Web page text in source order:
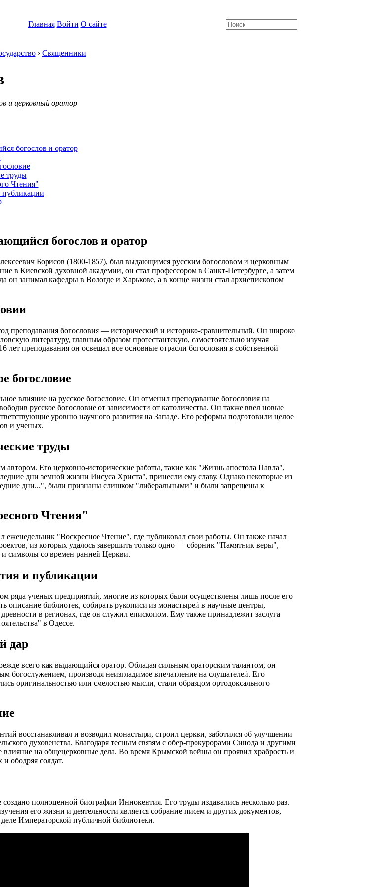
Главная Войти О сайте
› Священники
и церковный оратор
богослов и оратор
труды
Чтения"
публикации
богослов и оратор
Борисов (1800-1857), был выдающимся русским богословом и церковным
в Киевской духовной академии, он стал профессором в Санкт-Петербурге, а затем
он занимал кафедры в Вологде и Харькове, а в конце жизни стал архиепископом
преподавания богословия — исторический и историко-сравнительный. Он широко
литературу, главным образом протестантскую, самостоятельно изучая
лет преподавания он освещал все основные отрасли богословия в собственной
богословие
влияние на русское богословие. Он отменил преподавание богословия на
русское богословие от зависимости от католичества. Он также ввел новые
уровню научного развития на Западе. Его реформы подготовили целое
и ученых.
труды
Его церковно-исторические работы, такие как "Жизнь апостола Павла",
дни земной жизни Иисуса Христа", принесли ему славу. Однако некоторые из
дни...", были признаны слишком "либеральными" и были запрещены к
Чтения"
еженедельник "Воскресное Чтение", где публиковал свои работы. Он также начал
из которых удалось завершить только одно — сборник "Памятник веры",
символы со времен ранней Церкви.
и публикации
ряда ученых предприятий, многие из которых были осуществлены лишь после его
описание библиотек, собирать рукописи из монастырей в научные центры,
в регионах, где он служил епископом. Ему также принадлежит заслуга
в Одессе.
дар
всего как выдающийся оратор. Обладая сильным ораторским талантом, он
богослужением, производя неизгладимое впечатление на слушателей. Его
оригинальностью или смелостью мысли, стали образцом ортодоксального
восстанавливал и возводил монастыри, строил церкви, заботился об улучшении
духовенства. Благодаря тесным связям с обер-прокурорами Синода и другими
влияние на общецерковные дела. Во время Крымской войны он проявил храбрость и
ободряя солдат.
полноценной биографии Иннокентия. Его труды издавались несколько раз.
его жизни и деятельности является собрание писем и других документов,
Императорской публичной библиотеки.